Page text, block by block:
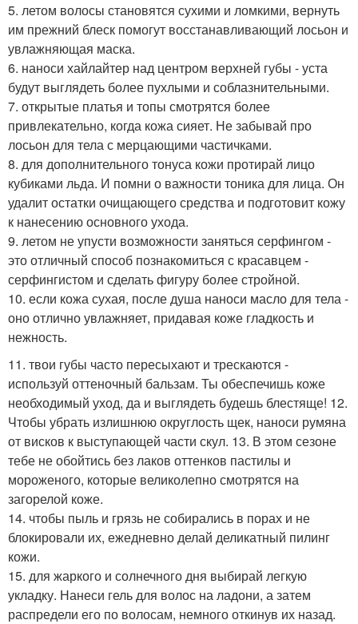
5. летом волосы становятся сухими и ломкими, вернуть
им прежний блеск помогут восстанавливающий лосьон и
увлажняющая маска.
6. наноси хайлайтер над центром верхней губы - уста
будут выглядеть более пухлыми и соблазнительными.
7. открытые платья и топы смотрятся более
привлекательно, когда кожа сияет. Не забывай про
лосьон для тела с мерцающими частичками.
8. для дополнительного тонуса кожи протирай лицо
кубиками льда. И помни о важности тоника для лица. Он
удалит остатки очищающего средства и подготовит кожу
к нанесению основного ухода.
9. летом не упусти возможности заняться серфингом -
это отличный способ познакомиться с красавцем -
серфингистом и сделать фигуру более стройной.
10. если кожа сухая, после душа наноси масло для тела -
оно отлично увлажняет, придавая коже гладкость и
нежность.
11. твои губы часто пересыхают и трескаются -
используй оттеночный бальзам. Ты обеспечишь коже
необходимый уход, да и выглядеть будешь блестяще! 12.
Чтобы убрать излишнюю округлость щек, наноси румяна
от висков к выступающей части скул. 13. В этом сезоне
тебе не обойтись без лаков оттенков пастилы и
мороженого, которые великолепно смотрятся на
загорелой коже.
14. чтобы пыль и грязь не собирались в порах и не
блокировали их, ежедневно делай деликатный пилинг
кожи.
15. для жаркого и солнечного дня выбирай легкую
укладку. Нанеси гель для волос на ладони, а затем
распредели его по волосам, немного откинув их назад.